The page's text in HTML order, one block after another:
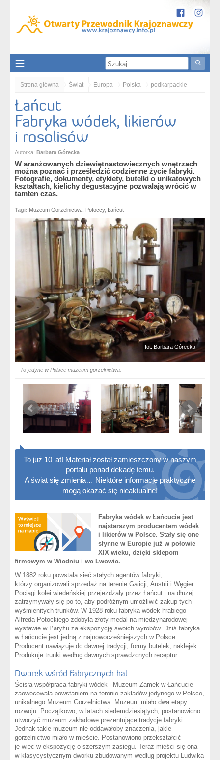
Strona główna Świat Europa Polska podkarpackie
Łańcut. Fabryka wódek, likierów i rosolisów
Łańcut
Fabryka wódek, likierów
i rosolisów
Autorka: Barbara Górecka
W aranżowanych dziewiętnastowiecznych wnętrzach
można poznać i prześledzić codzienne życie fabryki.
Fotografie, dokumenty, etykiety, butelki o unikatowych
kształtach, kielichy degustacyjne pozwalają wrócić w
tamten czas.
Tagi: Muzeum Gorzelnictwa Potoccy, Łańcut
fot: Barbara Górecka
To jedyne w Polsce muzeum gorzelnictwa.
To już 10 lat! Materiał został zamieszczony w naszym
portalu ponad dekadę temu.
A świat się zmienia… Niektóre informacje praktyczne
mogą okazać się nieaktualne!
Fabryka wódek w Łańcucie jest
najstarszym producentem wódek
i likierów w Polsce. Stały się one
słynne w Europie już w połowie
XIX wieku, dzięki sklepom
firmowym w Wiedniu i we Lwowie.
W 1882 roku powstała sieć stałych agentów fabryki,
którzy organizowali sprzedaż na terenie Galicji, Austrii i Węgier.
Pociągi kolei wiedeńskiej przejeżdżały przez Łańcut i na dłużej
zatrzymywały się po to, aby podróżnym umożliwić zakup tych
wyśmienitych trunków. W 1928 roku fabryka wódek hrabiego
Alfreda Potockiego zdobyła złoty medal na międzynarodowej
wystawie w Paryżu za ekspozycję swoich wyrobów. Dziś fabryka
w Łańcucie jest jedną z najnowocześniejszych w Polsce.
Producent nawiązuje do dawnej tradycji, formy butelek, naklejek.
Produkuje trunki według dawnych sprawdzonych receptur.
Dworek wśród fabrycznych hal
Ścisła współpraca fabryki wódek i Muzeum-Zamek w Łańcucie
zaowocowała powstaniem na terenie zakładów jedynego w Polsce,
unikalnego Muzeum Gorzelnictwa. Muzeum miało dwa etapy
rozwoju. Początkowo, w latach siedemdziesiątych, postanowiono
utworzyć muzeum zakładowe prezentujące tradycje fabryki.
Jednak takie muzeum nie oddawałoby znaczenia, jakie
gorzelnictwo miało w mieście. Postanowiono przekształcić
je więc w ekspozycję o szerszym zasięgu. Teraz mieści się ona
w klasycystycznym dworku zbudowanym według projektu Ludwika